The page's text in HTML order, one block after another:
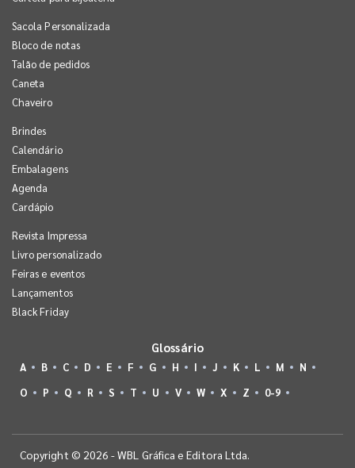
Sacola Personalizada
Bloco de notas
Talão de pedidos
Caneta
Chaveiro
Brindes
Calendário
Embalagens
Agenda
Cardápio
Revista Impressa
Livro personalizado
Feiras e eventos
Lançamentos
Black Friday
Glossário
A B C D E F G H I J K L M
N
O
P Q R S T U V W X Z 0-9
Copyright © 2026 - WBL Gráfica e Editora Ltda.